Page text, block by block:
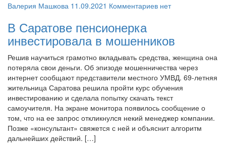
Валерия Машкова 11.09.2021 Комментариев нет
В Саратове пенсионерка
инвестировала в мошенников
Решив научиться грамотно вкладывать средства, женщина она
потеряла свои деньги. Об эпизоде мошенничества через
интернет сообщают представители местного УМВД. 69-летняя
жительница Саратова решила пройти курс обучения
инвестированию и сделала попытку скачать текст
самоучителя. На экране монитора появилось сообщение о
том, что на ее запрос откликнулся некий менеджер компании.
Позже «консультант» свяжется с ней и объяснит алгоритм
дальнейших действий. […]